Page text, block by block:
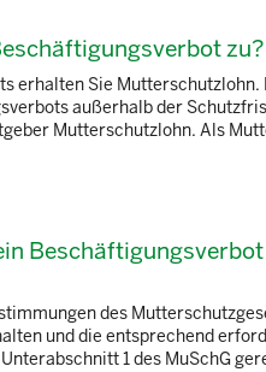
zu?
Sie Mutterschutzlohn.
außerhalb der
Mutterschutzlohn. Als
des
und die entsprechend
1 des MuSchG